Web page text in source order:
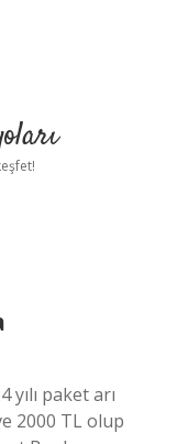
yılı paket arı
2000 TL olup